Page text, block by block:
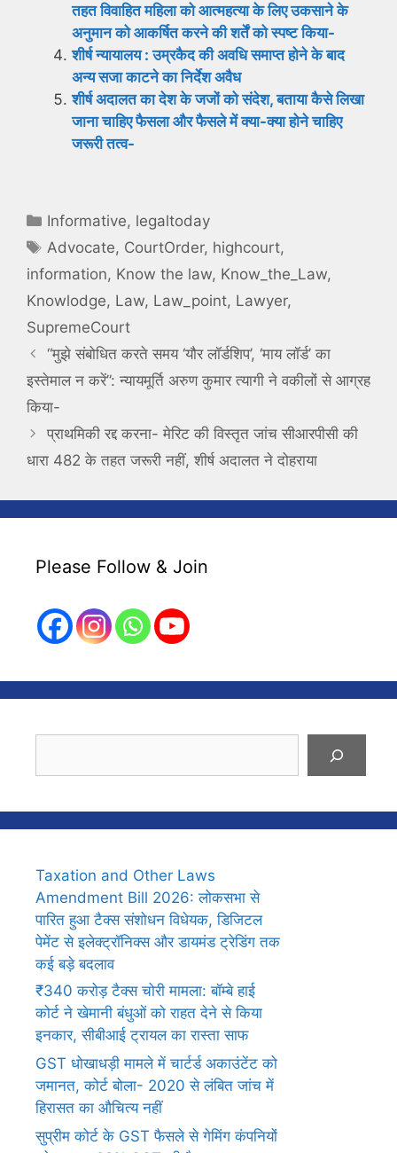
तहत विवाहित महिला को आत्महत्या के लिए उकसाने के
अनुमान को आकर्षित करने की शर्तें को स्पष्ट किया-
शीर्ष न्यायालय : उम्रकैद की अवधि समाप्त होने के बाद
अन्य सजा काटने का निर्देश अवैध
शीर्ष अदालत का देश के जजों को संदेश, बताया कैसे लिखा
जाना चाहिए फैसला और फैसले में क्या-क्या होने चाहिए
जरूरी तत्व-
Categories
Informative, legaltoday
Tags
Advocate, CourtOrder, highcourt,
information, Know the law, Know_the_Law,
Knowlodge, Law, Law_point, Lawyer,
SupremeCourt
“मुझे संबोधित करते समय ‘यौर लॉर्डशिप’, ‘माय लॉर्ड’ का
इस्तेमाल न करें”: न्यायमूर्ति अरुण कुमार त्यागी ने वकीलों से आग्रह
किया-
प्राथमिकी रद्द करना- मेरिट की विस्तृत जांच सीआरपीसी की
धारा 482 के तहत जरूरी नहीं, शीर्ष अदालत ने दोहराया
Please Follow & Join
Taxation and Other Laws
Amendment Bill 2026: लोकसभा से
पारित हुआ टैक्स संशोधन विधेयक, डिजिटल
पेमेंट से इलेक्ट्रॉनिक्स और डायमंड ट्रेडिंग तक
कई बड़े बदलाव
₹340 करोड़ टैक्स चोरी मामला: बॉम्बे हाई
कोर्ट ने खेमानी बंधुओं को राहत देने से किया
इनकार, सीबीआई ट्रायल का रास्ता साफ
GST धोखाधड़ी मामले में चार्टर्ड अकाउंटेंट को
जमानत, कोर्ट बोला- 2020 से लंबित जांच में
हिरासत का औचित्य नहीं
सुप्रीम कोर्ट के GST फैसले से गेमिंग कंपनियों